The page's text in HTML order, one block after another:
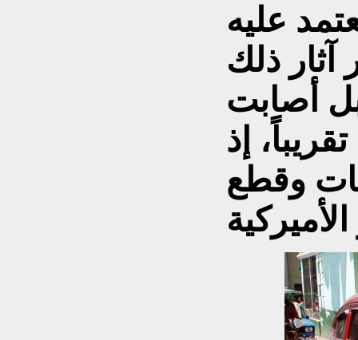
عليه
آثار ذلك
بل أصابت
إذ
وقطع